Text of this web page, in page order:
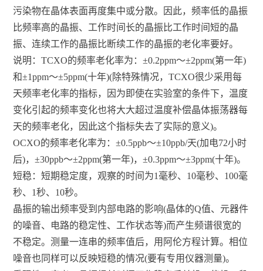
污染物在晶体表面再度集中或分散。因此，频率低的晶振
比频率高的晶振、工作时间长的晶振比工作时间短的晶
振、连续工作的晶振比断续工作的晶振的老化率要好。
说明：TCXO的频率老化率为：±0.2ppm～±2ppm(第一年)
和±1ppm～±5ppm(十年)(除特殊情况，TCXO很少采用每
天频率老化率的指标，因为即使在实验室的条件下，温度
变化引起的频率变化也将大大超过温度补偿晶体振荡器每
天的频率老化，因此这个指标失去了实际的意义)。
OCXO的频率老化率为：±0.5ppb～±10ppb/天(加电72小时
后)，±30ppb～±2ppm(第一年)，±0.3ppm～±3ppm(十年)。
短稳：短期稳定度，观察的时间为1毫秒、10毫秒、100毫
秒、1秒、10秒。
晶振的输出频率受到内部电路的影响(晶体的Q值、元器件
的噪音、电路的稳定性、工作状态等)而产生频谱很宽的
不稳定。测量一连串的频率值后，用阿伦方程计算。相位
噪音也同样可以反映短稳的情况(要有专用仪器测量)。